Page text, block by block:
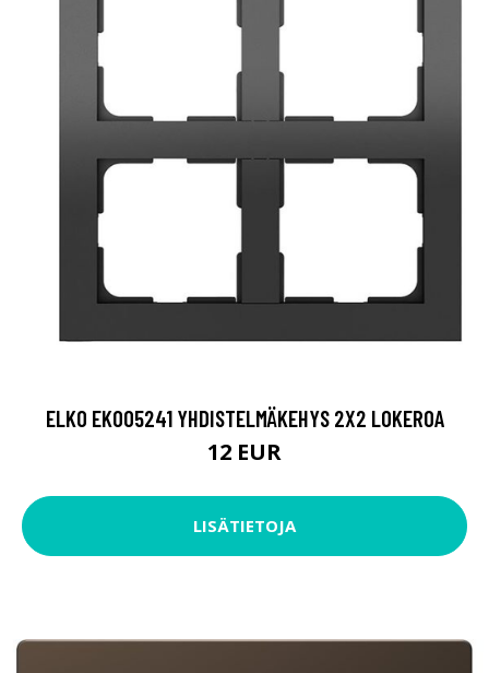
ELKO EKO05241 YHDISTELMÄKEHYS 2X2 LOKEROA
12 EUR
LISÄTIETOJA